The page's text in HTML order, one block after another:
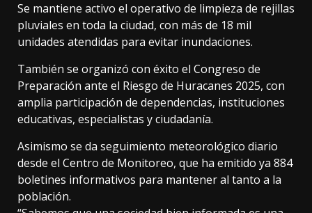
Se mantiene activo el operativo de limpieza de rejillas
pluviales en toda la ciudad, con más de 18 mil
unidades atendidas para evitar inundaciones.
También se organizó con éxito el Congreso de
Preparación ante el Riesgo de Huracanes 2025, con
amplia participación de dependencias, instituciones
educativas, especialistas y ciudadanía.
Asimismo se da seguimiento meteorológico diario
desde el Centro de Monitoreo, que ha emitido ya 884
boletines informativos para mantener al tanto a la
población.